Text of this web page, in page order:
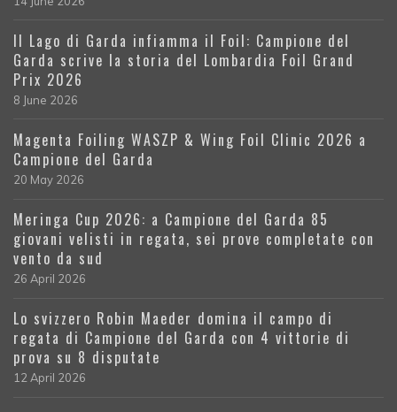
Il Lago di Garda infiamma il Foil: Campione del
Garda scrive la storia del Lombardia Foil Grand
Prix 2026
8 June 2026
Magenta Foiling WASZP & Wing Foil Clinic 2026 a
Campione del Garda
20 May 2026
Meringa Cup 2026: a Campione del Garda 85
giovani velisti in regata, sei prove completate con
vento da sud
26 April 2026
Lo svizzero Robin Maeder domina il campo di
regata di Campione del Garda con 4 vittorie di
prova su 8 disputate
12 April 2026